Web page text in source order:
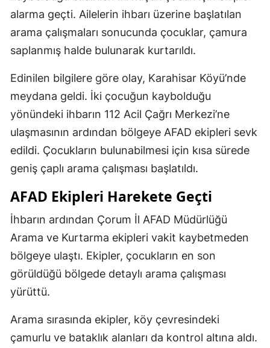
alarma geçti. Ailelerin ihbarı üzerine başlatılan
arama çalışmaları sonucunda çocuklar, çamura
saplanmış halde bulunarak kurtarıldı.
Edinilen bilgilere göre olay, Karahisar Köyü’nde
meydana geldi. İki çocuğun kaybolduğu
yönündeki ihbarın 112 Acil Çağrı Merkezi’ne
ulaşmasının ardından bölgeye AFAD ekipleri sevk
edildi. Çocukların bulunabilmesi için kısa sürede
geniş çaplı arama çalışması başlatıldı.
AFAD Ekipleri Harekete Geçti
İhbarın ardından Çorum İl AFAD Müdürlüğü
Arama ve Kurtarma ekipleri vakit kaybetmeden
bölgeye ulaştı. Ekipler, çocukların en son
görüldüğü bölgede detaylı arama çalışması
yürüttü.
Arama sırasında ekipler, köy çevresindeki
çamurlu ve bataklık alanları da kontrol altına aldı.